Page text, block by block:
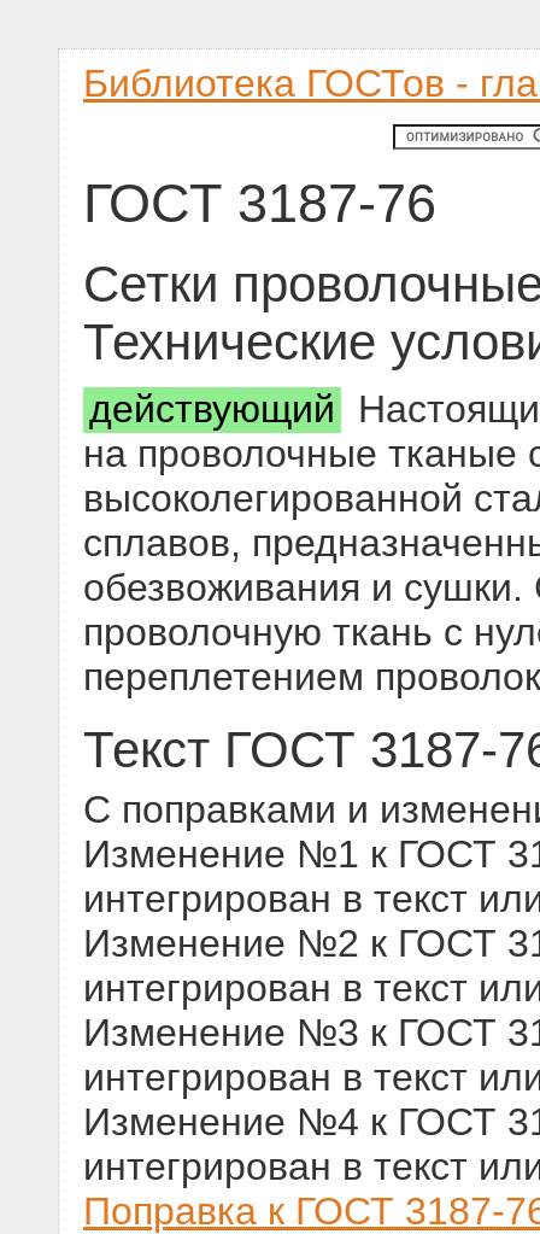
Библиотека ГОСТов -
ГОСТ 3187-76
Сетки
Технические
действующий
на проволочные тканые
высоколегированной
сплавов,
обезвоживания и сушки.
проволочную ткань с
переплетением
Текст ГОСТ 3187-
С поправками и
Изменение №1 к ГОСТ
интегрирован в текст
Изменение №2 к ГОСТ
интегрирован в текст
Изменение №3 к ГОСТ
интегрирован в текст
Изменение №4 к ГОСТ
интегрирован в текст
Поправка к ГОСТ 3187-